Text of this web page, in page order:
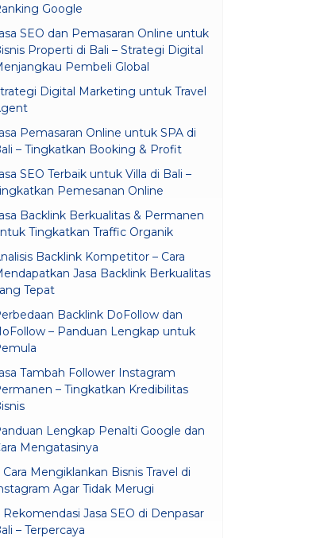
Google
SEO dan Pemasaran Online untuk
Properti di Bali – Strategi Digital
Pembeli Global
Digital Marketing untuk Travel
Pemasaran Online untuk SPA di
– Tingkatkan Booking & Profit
SEO Terbaik untuk Villa di Bali –
Pemesanan Online
Backlink Berkualitas & Permanen
Tingkatkan Traffic Organik
Backlink Kompetitor – Cara
Jasa Backlink Berkualitas
Tepat
Backlink DoFollow dan
– Panduan Lengkap untuk
Tambah Follower Instagram
– Tingkatkan Kredibilitas
Lengkap Penalti Google dan
Mengatasinya
Cara Mengiklankan Bisnis Travel di
Agar Tidak Merugi
Rekomendasi Jasa SEO di Denpasar
– Terpercaya